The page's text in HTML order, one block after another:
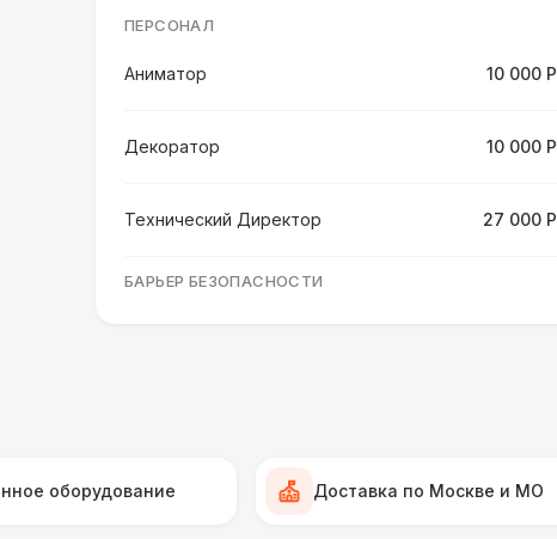
ПЕРСОНАЛ
Аниматор 10 000 Р
Декоратор 10 000 Р
Технический Директор 27 000 Р
БАРЬЕР БЕЗОПАСНОСТИ
Стилизованный (2 х 1 х 0,6)
оборудование Доставка по Москве и МО